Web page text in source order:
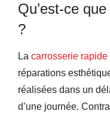
Qu’est-ce
?
La carrosserie rapide
réparations
réalisées dans un
d’une journée.